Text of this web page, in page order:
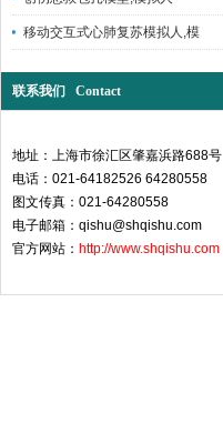
移动交互式心肺复苏模拟人,模
联系我们 Contact
地址：上海市徐汇区肇嘉浜路688号
电话：021-64182526 64280558
图文传真：021-64280558
电子邮箱：qishu@shqishu.com
官方网站： http://www.shqishu.com